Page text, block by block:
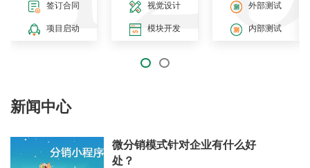
签订合同
项目启动
视觉设计
模块开发
外部测试
内部测试
新闻中心
微分销模式针对企业有什么好
处？